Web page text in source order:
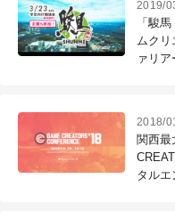
2019/
「駿
ムクリ
ァリア
2018/
関西最
タルエ